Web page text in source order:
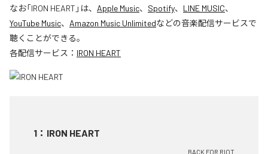
なお「IRON HEART 」は、 Apple Music、 Spotify、 LINE MUSIC、
YouTube Music、 Amazon Music Unlimitedなどの音楽配信サービスで
聴くことができる。
各配信サービス： IRON HEART
1 ： IRON HEART
BACK FOR RIOT